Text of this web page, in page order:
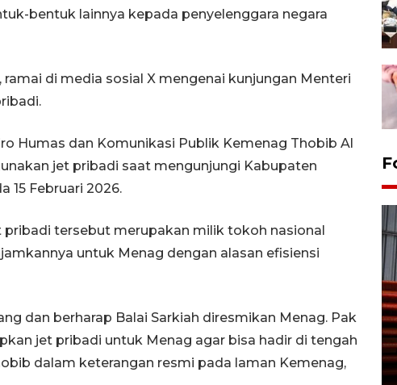
bentuk lainnya kepada penyelenggara negara
ramai di media sosial X mengenai kunjungan Menteri
Humas dan Komunikasi Publik Kemenag Thobib Al
jet pribadi saat mengunjungi Kabupaten
15 Februari 2026.
tersebut merupakan milik tokoh nasional
untuk Menag dengan alasan efisiensi
dan berharap Balai Sarkiah diresmikan Menag. Pak
jet pribadi untuk Menag agar bisa hadir di tengah
dalam keterangan resmi pada laman Kemenag,
Prediksi puncak musim
kemarau di Kalimantan
Tengah
22 July 2026 17:18 WIB